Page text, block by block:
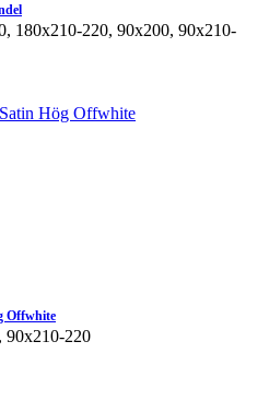
180x210-220, 90x200, 90x210-
Offwhite
90x210-220